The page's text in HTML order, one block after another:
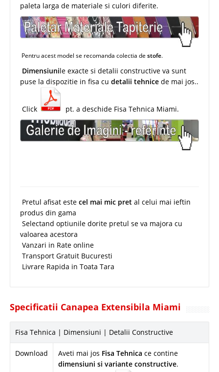
paleta larga de materiale si culori diferite.
Pentru acest model se recomanda colectia de stofe.
Dimensiunile exacte si detalii constructive va sunt
puse la dispozitie in fisa cu detalii tehnice de mai jos..
Click pt. a deschide Fisa Tehnica Miami.
Pretul afisat este cel mai mic pret al celui mai ieftin
produs din gama
Selectand optiunile dorite pretul se va majora cu
valoarea acestora
Vanzari in Rate online
Transport Gratuit Bucuresti
Livrare Rapida in Toata Tara
Specificatii Canapea Extensibila Miami
Fisa Tehnica | Dimensiuni | Detalii Constructive
Download Aveti mai jos Fisa Tehnica ce contine
dimensiuni si variante constructive.